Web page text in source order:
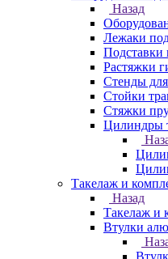
Назад
Лежаки
Подставки
Растяжки
Стенды
Стойки
Стяжки
Цилиндры
Такелаж и
Назад
Такелаж и
Втулки